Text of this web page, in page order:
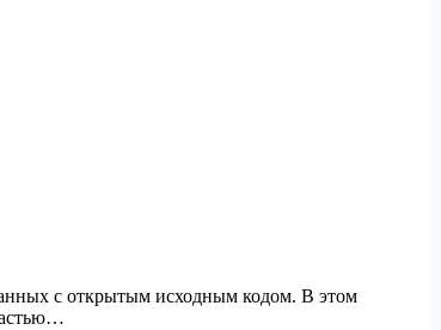
с открытым исходным кодом. В этом